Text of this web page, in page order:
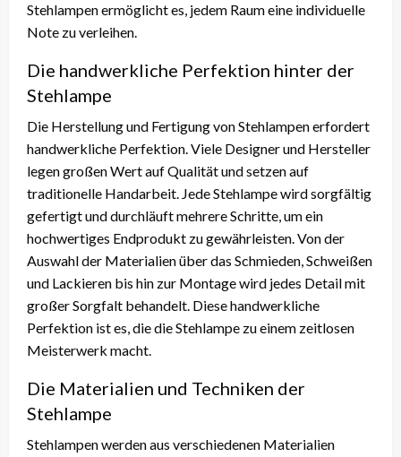
Stehlampen ermöglicht es, jedem Raum eine individuelle
Note zu verleihen.
Die handwerkliche Perfektion hinter der
Stehlampe
Die Herstellung und Fertigung von Stehlampen erfordert
handwerkliche Perfektion. Viele Designer und Hersteller
legen großen Wert auf Qualität und setzen auf
traditionelle Handarbeit. Jede Stehlampe wird sorgfältig
gefertigt und durchläuft mehrere Schritte, um ein
hochwertiges Endprodukt zu gewährleisten. Von der
Auswahl der Materialien über das Schmieden, Schweißen
und Lackieren bis hin zur Montage wird jedes Detail mit
großer Sorgfalt behandelt. Diese handwerkliche
Perfektion ist es, die die Stehlampe zu einem zeitlosen
Meisterwerk macht.
Die Materialien und Techniken der
Stehlampe
Stehlampen werden aus verschiedenen Materialien